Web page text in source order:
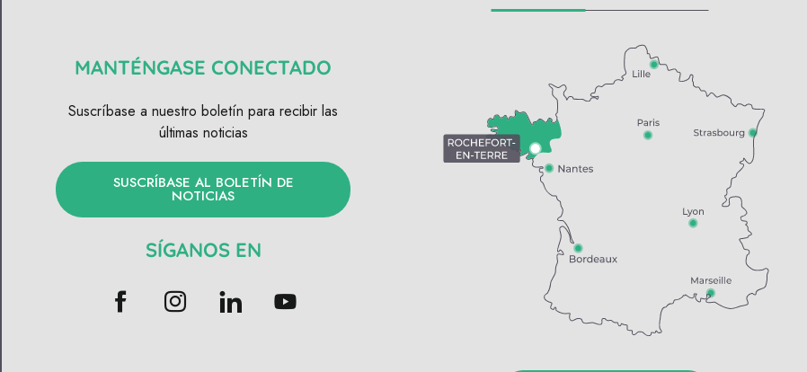
MANTÉNGASE CONECTADO
Suscríbase a nuestro boletín para recibir las
últimas noticias
SUSCRÍBASE AL BOLETÍN DE
NOTICIAS
SÍGANOS EN